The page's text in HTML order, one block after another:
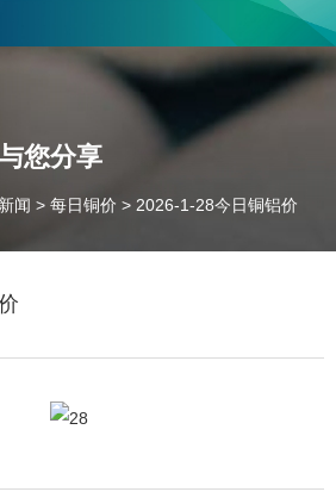
公司欢迎合作咨询！
联系电话：18037947756
您分享
新闻 > 每日铜价 > 2026-1-28今日铜铝价